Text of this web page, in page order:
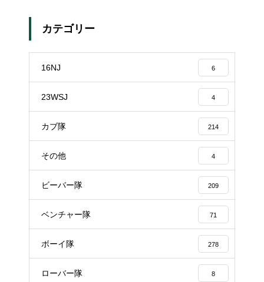
カテゴリー
16NJ 6
23WSJ 4
カブ隊 214
その他 4
ビーバー隊 209
ベンチャー隊 71
ボーイ隊 278
ローバー隊 8